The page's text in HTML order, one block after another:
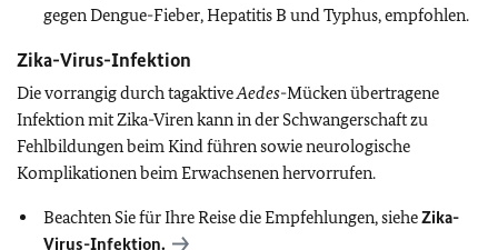
gegen Dengue-Fieber, Hepatitis B und Typhus, empfohlen.
Zika-Virus-Infektion
Die vorrangig durch tagaktiveAedes-Mücken übertragene
Infektion mit Zika-Viren kann in der Schwangerschaft zu
Fehlbildungen beim Kind führen sowie neurologische
Komplikationen beim Erwachsenen hervorrufen.
Beachten Sie für Ihre Reise die Empfehlungen, sieheZika-
Virus-Infektion.